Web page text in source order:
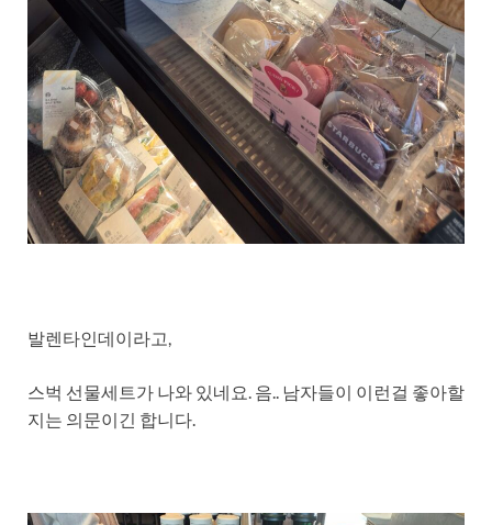
발렌타인데이라고,
스벅 선물세트가 나와 있네요. 음.. 남자들이 이런걸 좋아할
지는 의문이긴 합니다.